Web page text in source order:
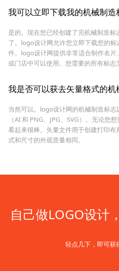
我可以立即下载我的机械制造
是的。现在您已经创建了完机械制造
了。logo设计网允许您立即下载您的
件。logo设计网提供非常适合制作名
或门店中可以使用。您需要的所有标志
我是否可以获去矢量格式的机
当然可以。logo设计网的机械制造标
（AI 和 PNG、JPG、SVG）。无论您
看起来很棒。矢量文件用于创建打印
式和尺寸的外观质量相同。
自己做LOGO设计
轻点几下，即可获